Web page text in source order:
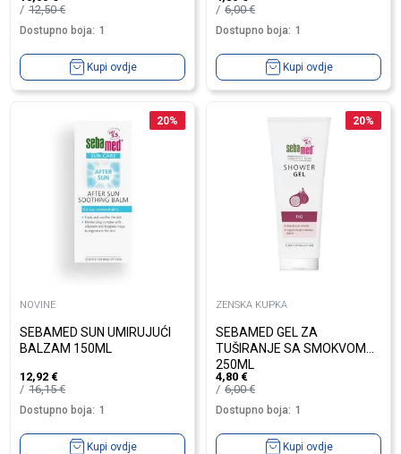
12,50€
Dostupno boja: 1
Kupi ovdje
6,00€
Dostupno boja: 1
Kupi ovdje
20%
NOVINE
SEBAMED SUN UMIRUJUĆI
BALZAM 150ML
12,92 €
16,15€
Dostupno boja: 1
Kupi ovdje
20%
ZENSKA KUPKA
SEBAMED GEL ZA
TUŠIRANJE SA SMOKVOM
250ML
4,80 €
6,00€
Dostupno boja: 1
Kupi ovdje